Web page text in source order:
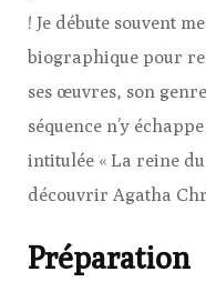
! Je débute souvent
biographique pour
ses œuvres, son
séquence n’y
intitulée « La reine
découvrir Agatha
Préparation